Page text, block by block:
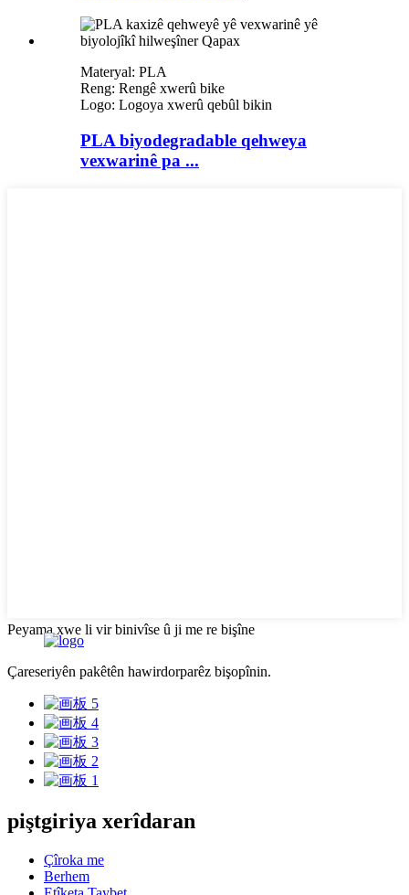
Materyal: PLA
Reng: Rengê xwerû bike
Logo: Logoya xwerû qebûl bikin
PLA biyodegradable qehweya
vexwarinê pa ...
Peyama xwe li vir binivîse û ji me re bişîne
Çareseriyên pakêtên hawirdorparêz bişopînin.
piştgiriya xerîdaran
Çîroka me
Berhem